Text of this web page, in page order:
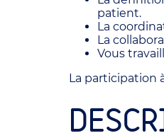
patient.
La
La
Vous
La participation